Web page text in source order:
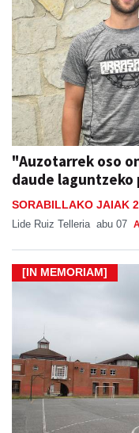
"Auzotarrek oso
daude
SORABILLAKO JAIAK
Lide Ruiz Telleria abu 07
[IN MEMORIAM]